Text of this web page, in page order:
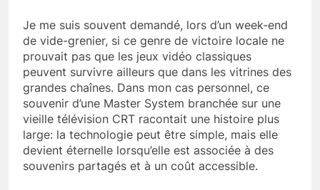
Je me suis souvent demandé, lors d’un week-end
de vide-grenier, si ce genre de victoire locale ne
prouvait pas que les jeux vidéo classiques
peuvent survivre ailleurs que dans les vitrines des
grandes chaînes. Dans mon cas personnel, ce
souvenir d’une Master System branchée sur une
vieille télévision CRT racontait une histoire plus
large: la technologie peut être simple, mais elle
devient éternelle lorsqu’elle est associée à des
souvenirs partagés et à un coût accessible.